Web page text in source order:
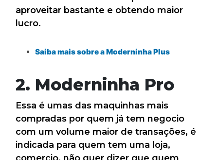
aproveitar bastante e obtendo maior
lucro.
Saiba mais sobre a Moderninha Plus
2. Moderninha Pro
Essa é umas das maquinhas mais
compradas por quem já tem negocio
com um volume maior de transações, é
indicada para quem tem uma loja,